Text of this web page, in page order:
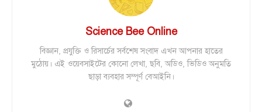
Science Bee Online
বিজ্ঞান, প্রযুক্তি ও রিসার্চের সর্বশেষ সংবাদ এখন আপনার হাতের
মুঠোয়। এই ওয়েবসাইটের কোনো লেখা, ছবি, অডিও, ভিডিও অনুমতি
ছাড়া ব্যবহার সম্পূর্ণ বেআইনি।